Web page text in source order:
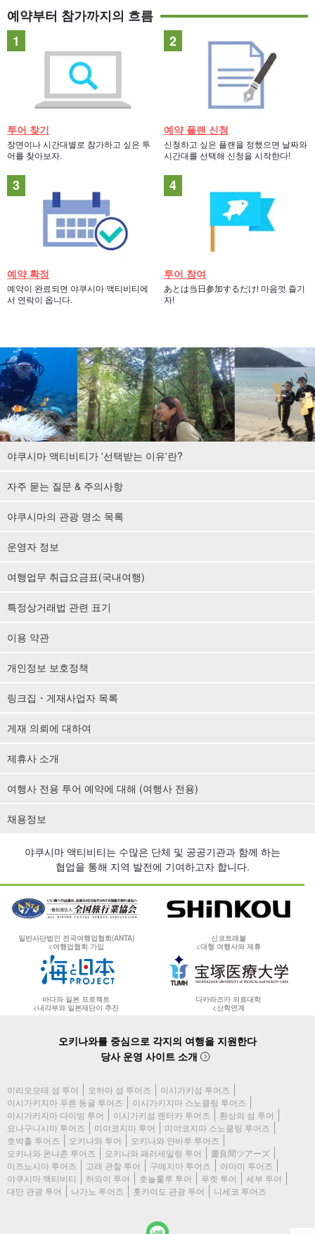
예약부터 참가까지의 흐름
투어 찾기
장면이나 시간대별로 참가하고 싶은 투
어를 찾아보자.
예약 플랜 신청
신청하고 싶은 플랜을 정했으면 날짜와
시간대를 선택해 신청을 시작한다!
예약 확정
예약이 완료되면 야쿠시마 액티비티에
서 연락이 옵니다.
투어 참여
あとは当日参加するだけ! 마음껏 즐기
자!
야쿠시마 액티비티가 '선택받는 이유'란?
자주 묻는 질문 & 주의사항
야쿠시마의 관광 명소 목록
운영자 정보
여행업무 취급요금표(국내여행)
특정상거래법 관련 표기
이용 약관
개인정보 보호정책
링크집・게재사업자 목록
게재 의뢰에 대하여
제휴사 소개
여행사 전용 투어 예약에 대해 (여행사 전용)
채용정보
야쿠시마 액티비티는 수많은 단체 및 공공기관과 함께 하는
협업을 통해 지역 발전에 기여하고자 합니다.
일반사단법인 전국여행업협회(ANTA)
<여행업협회 가입
신코트래블
<대형 여행사와 제휴
바다와 일본 프로젝트
<내각부와 일본재단이 추진
다카라즈카 의료대학
<산학연계
오키나와를 중심으로 각지의 여행을 지원한다
당사 운영 사이트 소개
이리오모테 섬 투어 오하마 섬 투어즈
이시가키섬 투어즈
이시가키지마 푸른 동굴 투어즈
이시가키지마 스노클링 투어즈
이시가키지마 다이빙 투어
이시가키섬 렌터카 투어즈
환상의 섬 투어
요나구니시마 투어즈
미야코지마 투어
미야코지마 스노클링 투어즈
호박홀 투어즈
오키나와 투어
오키나와 얀바루 투어즈
오키나와 온나촌 투어즈
오키나와 패러세일링 투어
慶良間ツアーズ
미즈노시마 투어즈
고래 관찰 투어 구메지마 투어즈
아마미 투어즈
야쿠시마 액티비티
하와이 투어 호놀룰루 투어 푸켓 투어
세부 투어
대만 관광 투어
나가노 투어즈 홋카이도 관광 투어 니세코 투어즈